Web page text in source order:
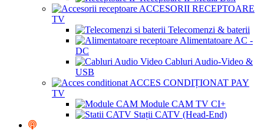
ACCESORII RECEPTOARE
TV
Telecomenzi & baterii
Alimentatoare AC -
DC
Cabluri Audio-Video &
USB
ACCES CONDIȚIONAT PAY
TV
Module CAM TV CI+
Stații CATV (Head-End)